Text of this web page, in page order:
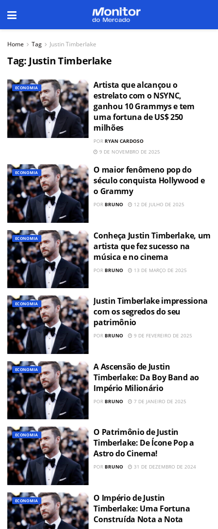
Home Tag Justin Timberlake
Tag: Justin Timberlake
ECONOMIA
Artista que alcançou o
estrelato com o NSYNC,
ganhou 10 Grammys e tem
uma fortuna de US$ 250
milhões
POR RYAN CARDOSO
9 DE NOVEMBRO DE 2025
ECONOMIA
O maior fenômeno pop do
século conquista Hollywood e
o Grammy
POR BRUNO 12 DE JULHO DE 2025
ECONOMIA
Conheça Justin Timberlake, um
artista que fez sucesso na
música e no cinema
POR BRUNO 13 DE MARÇO DE 2025
ECONOMIA
Justin Timberlake impressiona
com os segredos do seu
patrimônio
POR BRUNO 9 DE FEVEREIRO DE 2025
ECONOMIA
A Ascensão de Justin
Timberlake: Da Boy Band ao
Império Milionário
POR BRUNO 7 DE JANEIRO DE 2025
ECONOMIA
O Patrimônio de Justin
Timberlake: De Ícone Pop a
Astro do Cinema!
POR BRUNO 31 DE DEZEMBRO DE 2024
ECONOMIA
O Império de Justin
Timberlake: Uma Fortuna
Construída Nota a Nota